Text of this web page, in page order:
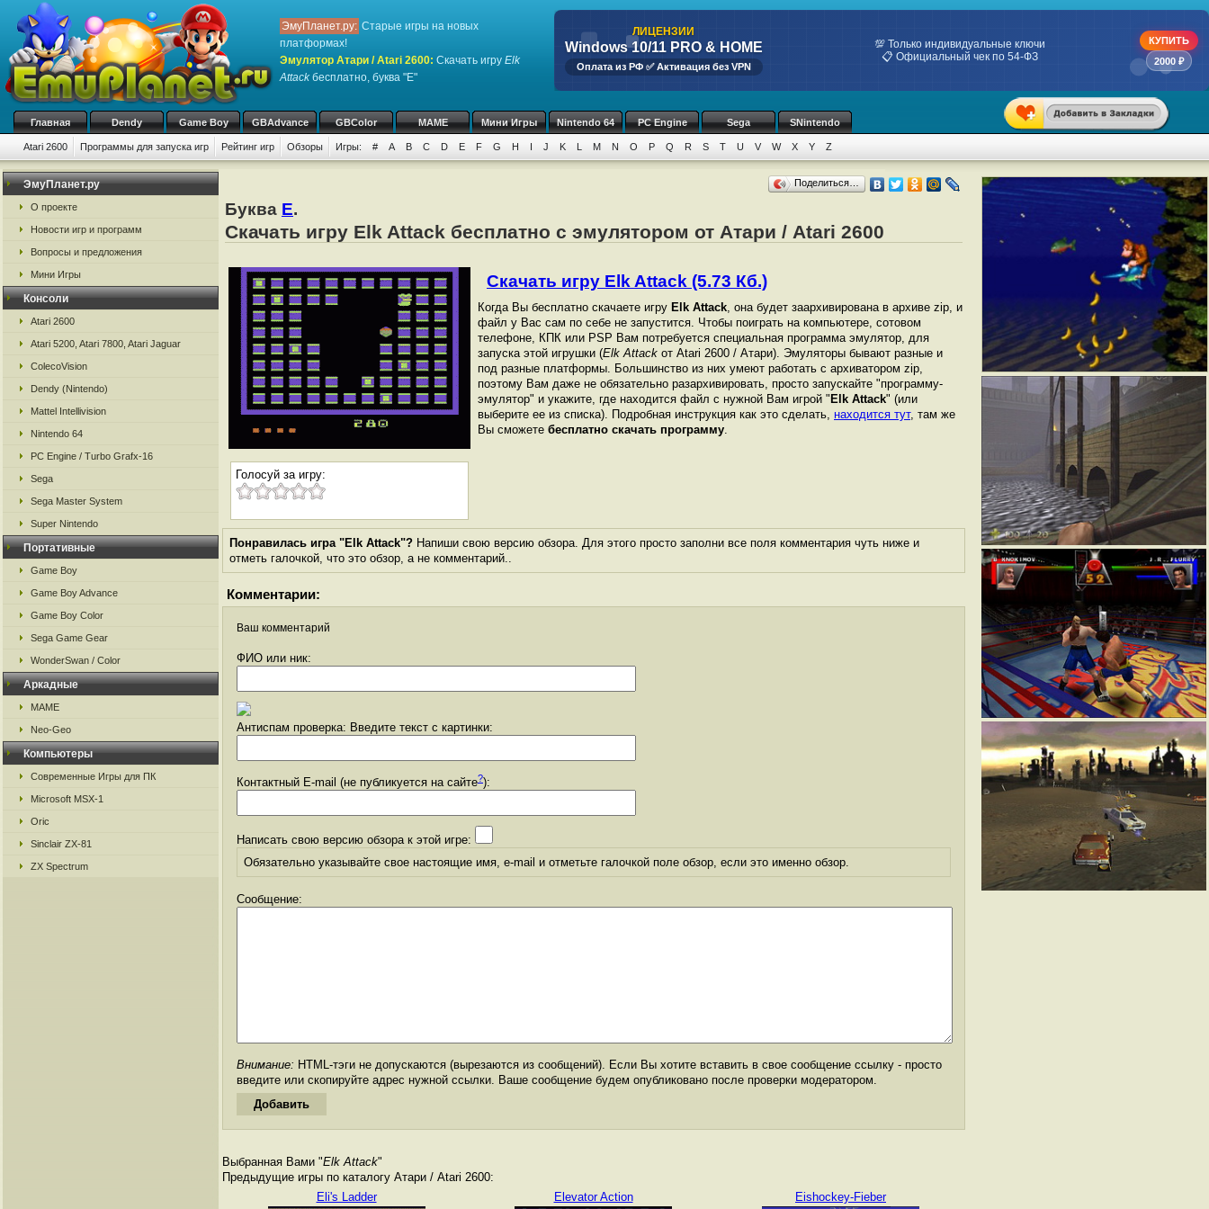
ЭмуПланет.ру: Старые игры на новых
платформах!
Эмулятор Атари / Atari 2600: Скачать игру Elk
Attackбесплатно, буква "E"
ЛИЦЕНЗИИ
Windows 10/11 PRO & HOME
Оплата из РФ ✅ Активация без VPN
💯 Только индивидуальные ключи
📋 Официальный чек по 54-ФЗ
КУПИТЬ
2000 ₽
Главная Dendy Game Boy GBAdvance GBColor MAME Мини Игры Nintendo 64 PC Engine Sega SNintendo
Atari 2600 Программы для запуска игр Рейтинг игр Обзоры Игры: # A B C D E F G H I J K L M N O P Q R S T U V W X Y Z
ЭмуПланет.ру
О проекте
Новости игр и программ
Вопросы и предложения
Мини Игры
Консоли
Atari 2600
Atari 5200, Atari 7800, Atari Jaguar
ColecoVision
Dendy (Nintendo)
Mattel Intellivision
Nintendo 64
PC Engine / Turbo Grafx-16
Sega
Sega Master System
Super Nintendo
Портативные
Game Boy
Game Boy Advance
Game Boy Color
Sega Game Gear
WonderSwan / Color
Аркадные
MAME
Neo-Geo
Компьютеры
Современные Игры для ПК
Microsoft MSX-1
Oric
Sinclair ZX-81
ZX Spectrum
Поделиться…
Буква E.
Скачать игру Elk Attack бесплатно с эмулятором от Атари / Atari 2600
Голосуй за игру:
Скачать игру Elk Attack (5.73 Кб.)
Когда Вы бесплатно скачаете игру Elk Attack, она будет заархивирована в архиве zip, и
файл у Вас сам по себе не запустится. Чтобы поиграть на компьютере, сотовом
телефоне, КПК или PSP Вам потребуется специальная программа эмулятор, для
запуска этой игрушки (Elk Attack от Atari 2600 / Атари). Эмуляторы бывают разные и
под разные платформы. Большинство из них умеют работать с архиватором zip,
поэтому Вам даже не обязательно разархивировать, просто запускайте "программу-
эмулятор" и укажите, где находится файл с нужной Вам игрой " Elk Attack" (или
выберите ее из списка). Подробная инструкция как это сделать, находится тут, там же
Вы сможете бесплатно скачать программу.
Понравилась игра "Elk Attack"? Напиши свою версию обзора. Для этого просто заполни все поля комментария чуть ниже и
отметь галочкой, что это обзор, а не комментарий..
Комментарии:
Ваш комментарий
ФИО или ник:
Антиспам проверка: Введите текст с картинки:
Контактный E-mail (не публикуется на сайте?):
Написать свою версию обзора к этой игре:
Обязательно указывайте свое настоящие имя, e-mail и отметьте галочкой поле обзор, если это именно обзор.
Сообщение:
Внимание: HTML-тэги не допускаются (вырезаются из сообщений). Если Вы хотите вставить в свое сообщение ссылку - просто
введите или скопируйте адрес нужной ссылки. Ваше сообщение будем опубликовано после проверки модератором.
Выбранная Вами "Elk Attack"
Предыдущие игры по каталогу Атари / Atari 2600:
Eli's Ladder
Elevator Action Eishockey-Fieber